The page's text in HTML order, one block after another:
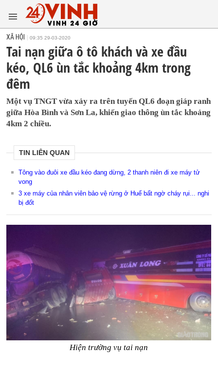
XÃ HỘI 09:35 29-03-2020
Tai nạn giữa ô tô khách và xe đầu
kéo, QL6 ùn tắc khoảng 4km trong
đêm
Một vụ TNGT vừa xảy ra trên tuyến QL6 đoạn giáp ranh
giữa Hòa Bình và Sơn La, khiến giao thông ùn tắc khoảng
4km 2 chiều.
TIN LIÊN QUAN
Tông vào đuôi xe đầu kéo đang dừng, 2 thanh niên đi xe máy tử
vong
3 xe máy của nhân viên bảo vệ rừng ở Huế bất ngờ cháy rụi... nghi
bị đốt
Hiện trường vụ tai nạn